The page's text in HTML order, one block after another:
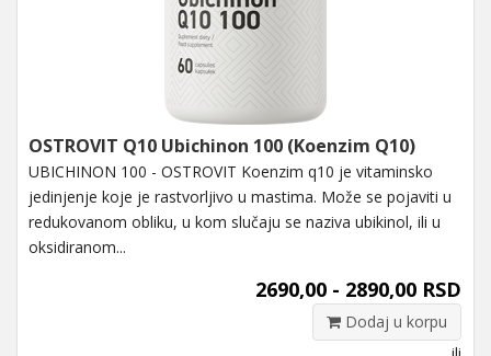
OSTROVIT Q10 Ubichinon 100 (Koenzim Q10)
UBICHINON 100 - OSTROVIT Koenzim q10 je vitaminsko
jedinjenje koje je rastvorljivo u mastima. Može se pojaviti u
redukovanom obliku, u kom slučaju se naziva ubikinol, ili u
oksidiranom...
2690,00 - 2890,00 RSD
Dodaj u korpu